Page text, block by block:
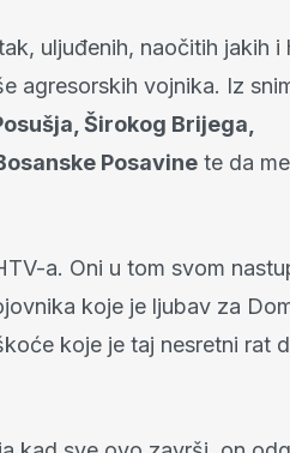
uljuđenih, naočitih jakih i
agresorskih vojnika. Iz
Širokog Brijega,
Posavine te da
a. Oni u tom svom
koje je ljubav za
koje je taj nesretni rat